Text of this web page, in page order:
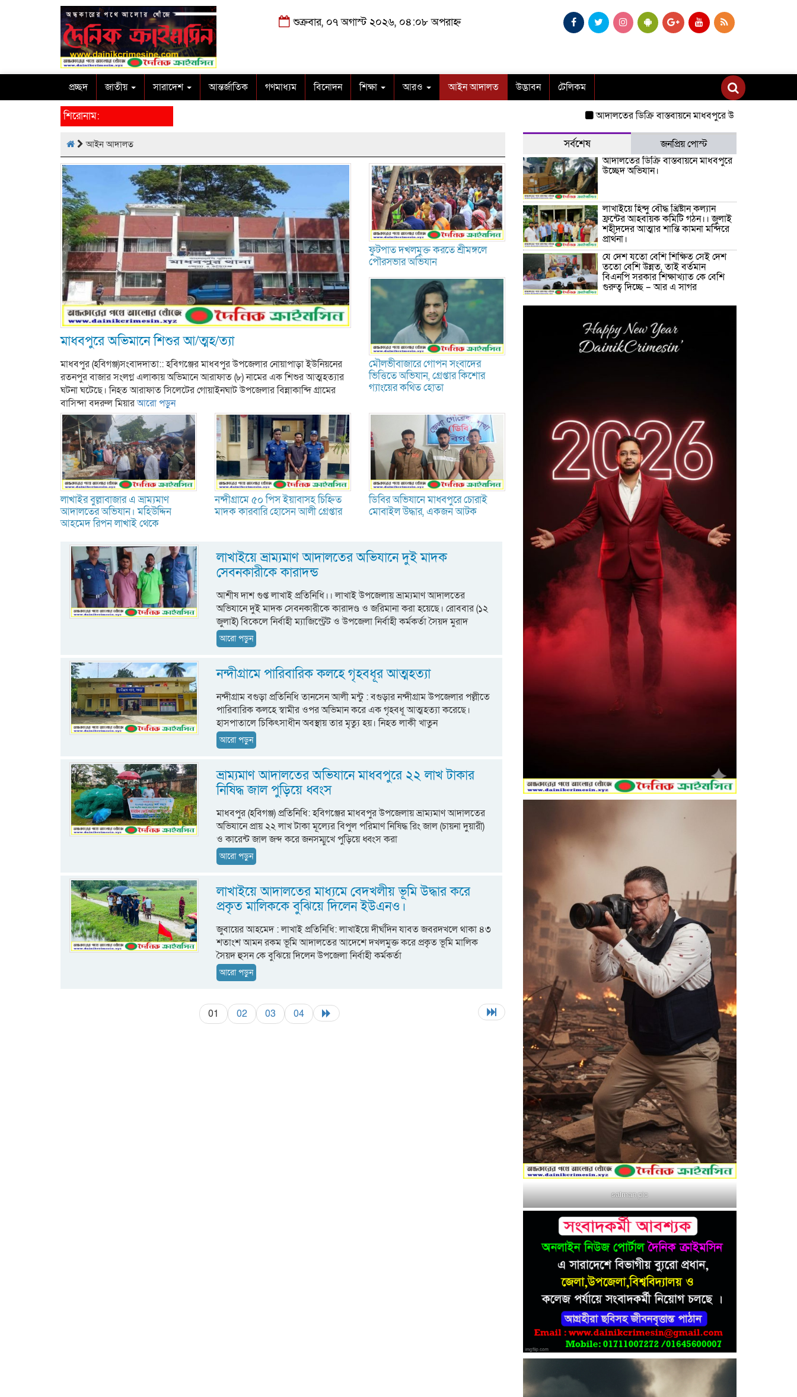
শুক্রবার, ০৭ অগাস্ট ২০২৬, ০৪:০৮ অপরাহ্ন
প্রচ্ছদ জাতীয় সারাদেশ আন্তর্জাতিক গণমাধ্যম বিনোদন শিক্ষা আরও আইন আদালত উদ্ভাবন টেলিকম
শিরোনাম: আদালতের ডিক্রি বাস্তবায়নে মাধবপুরে উচ্ছেদ অভিযান।
আইন আদালত
মাধবপুরে অভিমানে শিশুর আ/ত্মহ/ত্যা
মাধবপুর (হবিগঞ্জ)সংবাদদাতা:: হবিগঞ্জের মাধবপুর উপজেলার নোয়াপাড়া ইউনিয়নের
রতনপুর বাজার সংলগ্ন এলাকায় অভিমানে আরাফাত (৮) নামের এক শিশুর আত্মহত্যার
ঘটনা ঘটেছে। নিহত আরাফাত সিলেটের গোয়াইনঘাট উপজেলার বিন্নাকান্দি গ্রামের
বাসিন্দা বদরুল মিয়ারআরো পড়ুন
ফুটপাত দখলমুক্ত করতে শ্রীমঙ্গলে
পৌরসভার অভিযান
মৌলভীবাজারে গোপন সংবাদের
ভিত্তিতে অভিযান, গ্রেপ্তার কিশোর
গ্যাংয়ের কথিত হোতা
লাখাইর বুল্লাবাজার এ ভ্রাম্যমাণ
আদালতের অভিযান। মহিউদ্দিন
আহমেদ রিপন লাখাই থেকে
নন্দীগ্রামে ৫০ পিস ইয়াবাসহ চিহ্নিত
মাদক কারবারি হোসেন আলী গ্রেপ্তার
ডিবির অভিযানে মাধবপুরে চোরাই
মোবাইল উদ্ধার, একজন আটক
লাখাইয়ে ভ্রাম্যমাণ আদালতের অভিযানে দুই মাদক
সেবনকারীকে কারাদন্ড
আশীষ দাশ গুপ্ত লাখাই প্রতিনিধি।। লাখাই উপজেলায় ভ্রাম্যমাণ আদালতের
অভিযানে দুই মাদক সেবনকারীকে কারাদণ্ড ও জরিমানা করা হয়েছে। রোববার (১২
জুলাই) বিকেলে নির্বাহী ম্যাজিস্ট্রেট ও উপজেলা নির্বাহী কর্মকর্তা সৈয়দ মুরাদ
আরো পড়ুন
নন্দীগ্রামে পারিবারিক কলহে গৃহবধূর আত্মহত্যা
নন্দীগ্রাম বগুড়া প্রতিনিধি তানসেন আলী মন্টু : বগুড়ার নন্দীগ্রাম উপজেলার পল্লীতে
পারিবারিক কলহে স্বামীর ওপর অভিমান করে এক গৃহবধূ আত্মহত্যা করেছে।
হাসপাতালে চিকিৎসাধীন অবস্থায় তার মৃত্যু হয়। নিহত লাকী খাতুন
আরো পড়ুন
ভ্রাম্যমাণ আদালতের অভিযানে মাধবপুরে ২২ লাখ টাকার
নিষিদ্ধ জাল পুড়িয়ে ধ্বংস
মাধবপুর (হবিগঞ্জ) প্রতিনিধি: হবিগঞ্জের মাধবপুর উপজেলায় ভ্রাম্যমাণ আদালতের
অভিযানে প্রায় ২২ লাখ টাকা মূল্যের বিপুল পরিমাণ নিষিদ্ধ রিং জাল (চায়না দুয়ারী)
ও কারেন্ট জাল জব্দ করে জনসম্মুখে পুড়িয়ে ধ্বংস করা
আরো পড়ুন
লাখাইয়ে আদালতের মাধ্যমে বেদখলীয় ভূমি উদ্ধার করে
প্রকৃত মালিককে বুঝিয়ে দিলেন ইউএনও।
জুবায়ের আহমেদ : লাখাই প্রতিনিধি: লাখাইয়ে দীর্ঘদিন যাবত জবরদখলে থাকা ৪৩
শতাংশ আমন রকম ভূমি আদালতের আদেশে দখলমুক্ত করে প্রকৃত ভূমি মালিক
সৈয়দ হুসন কে বুঝিয়ে দিলেন উপজেলা নির্বাহী কর্মকর্তা
আরো পড়ুন
01 02 03 04
সর্বশেষ
জনপ্রিয় পোস্ট
আদালতের ডিক্রি বাস্তবায়নে মাধবপুরে
উচ্ছেদ অভিযান।
লাখাইয়ে হিন্দু বৌদ্ধ খ্রিষ্টান কল্যান
ফ্রন্টের আহবায়ক কমিটি গঠন।। জুলাই
শহীদদের আত্মার শান্তি কামনা মন্দিরে
প্রার্থনা।
যে দেশ যতো বেশি শিক্ষিত সেই দেশ
ততো বেশি উন্নত, তাই বর্তমান
বিএনপি সরকার শিক্ষাখ্যাত কে বেশি
গুরুত্ব দিচ্ছে – আর এ সাগর
লাখাইয়ে নানা আয়োজনে ‘জুলাই
কবরস্থানের জায়গা দখলের অভিযোগে
জুলাই গণঅভ্যুত্থান দিবস উপলক্ষে
মৌলভীবাজার শিশু সরকারি প্রাথমিক
বিদ্যালয়ে কবিতা, আবৃত্তি, রচনা
প্রতিযোগিতা পুরস্কার বিতরণ ও
আলোচনা সভা অনুষ্ঠিত
মাধবপুর পিআইও অফিসের কার্য
সহকারীর ফেসবুক মন্তব্য ঘিরে
সমালোচনার ঝড়!!স্যান্ট রিলিজ
মাধবপুরে জুলাই গণঅভ্যুত্থান দিবস
উপলক্ষে শহিদ পরিবার ও জুলাই
যোদ্ধাদের সংবর্ধনা
দেওয়ানগঞ্জে ফ্যামিলি কার্ড শুমারি: তথ্য
সংগ্রহকারী ও সুপারভাইজার পদে
উত্তীর্ণদের তালিকা প্রকাশ
salman pic